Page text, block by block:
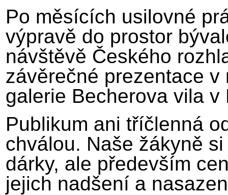
Po měsících usilovné
výpravě do prostor
návštěvě Českého
závěrečné prezentace
galerie Becherova vila v
Publikum ani tříčlenná
chválou. Naše žákyně
dárky, ale především
jejich nadšení a